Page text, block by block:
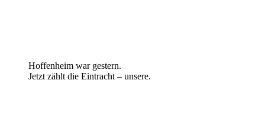
Hoffenheim war gestern.
Jetzt zählt die Eintracht – unsere.